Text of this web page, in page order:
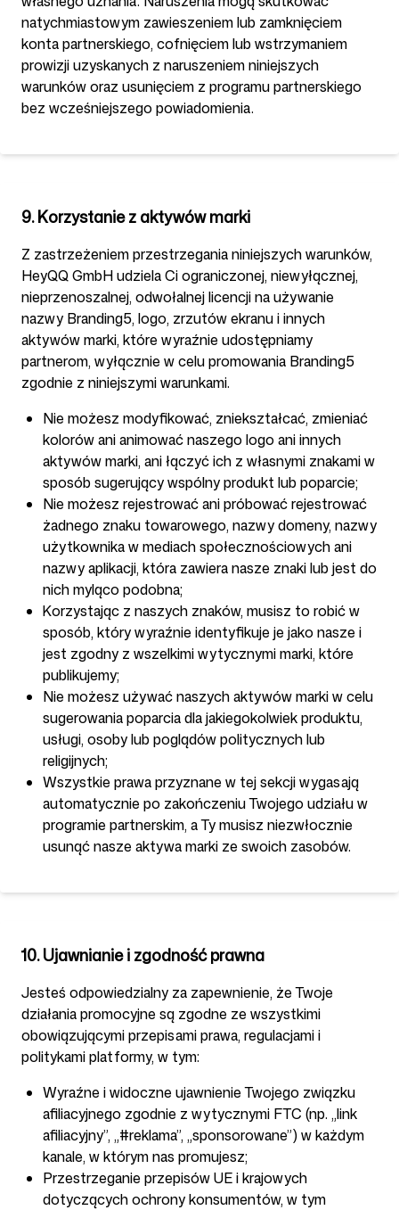
natychmiastowym zawieszeniem lub zamknięciem
konta partnerskiego, cofnięciem lub wstrzymaniem
prowizji uzyskanych z naruszeniem niniejszych
warunków oraz usunięciem z programu partnerskiego
bez wcześniejszego powiadomienia.
9. Korzystanie z aktywów marki
Z zastrzeżeniem przestrzegania niniejszych warunków,
HeyQQ GmbH udziela Ci ograniczonej, niewyłącznej,
nieprzenoszalnej, odwołalnej licencji na używanie
nazwy Branding5, logo, zrzutów ekranu i innych
aktywów marki, które wyraźnie udostępniamy
partnerom, wyłącznie w celu promowania Branding5
zgodnie z niniejszymi warunkami.
Nie możesz modyfikować, zniekształcać, zmieniać
kolorów ani animować naszego logo ani innych
aktywów marki, ani łączyć ich z własnymi znakami w
sposób sugerujący wspólny produkt lub poparcie;
Nie możesz rejestrować ani próbować rejestrować
żadnego znaku towarowego, nazwy domeny, nazwy
użytkownika w mediach społecznościowych ani
nazwy aplikacji, która zawiera nasze znaki lub jest do
nich myląco podobna;
Korzystając z naszych znaków, musisz to robić w
sposób, który wyraźnie identyfikuje je jako nasze i
jest zgodny z wszelkimi wytycznymi marki, które
publikujemy;
Nie możesz używać naszych aktywów marki w celu
sugerowania poparcia dla jakiegokolwiek produktu,
usługi, osoby lub poglądów politycznych lub
religijnych;
Wszystkie prawa przyznane w tej sekcji wygasają
automatycznie po zakończeniu Twojego udziału w
programie partnerskim, a Ty musisz niezwłocznie
usunąć nasze aktywa marki ze swoich zasobów.
10. Ujawnianie i zgodność prawna
Jesteś odpowiedzialny za zapewnienie, że Twoje
działania promocyjne są zgodne ze wszystkimi
obowiązującymi przepisami prawa, regulacjami i
politykami platformy, w tym:
Wyraźne i widoczne ujawnienie Twojego związku
afiliacyjnego zgodnie z wytycznymi FTC (np. „link
afiliacyjny”, „#reklama”, „sponsorowane”) w każdym
kanale, w którym nas promujesz;
Przestrzeganie przepisów UE i krajowych
dotyczących ochrony konsumentów, w tym